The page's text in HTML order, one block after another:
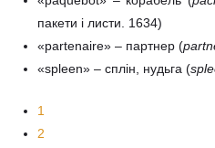
пакети і листи. 1634)
«partenaire» – партнер (
«spleen» – сплін, нудьга (
1
2